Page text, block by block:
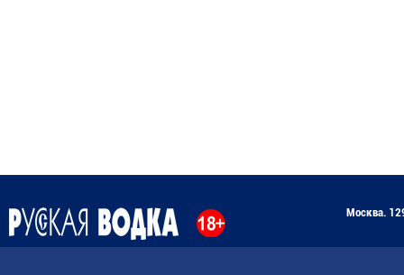
Москва.